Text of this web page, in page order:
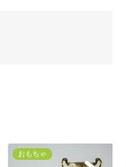
おもちゃ